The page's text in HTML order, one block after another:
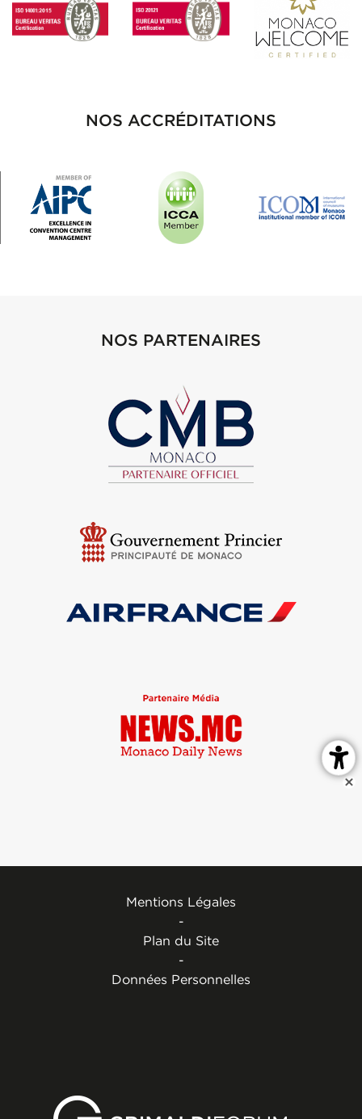
NOS ACCRÉDITATIONS
NOS PARTENAIRES
Mentions Légales
-
Plan du Site
-
Données Personnelles